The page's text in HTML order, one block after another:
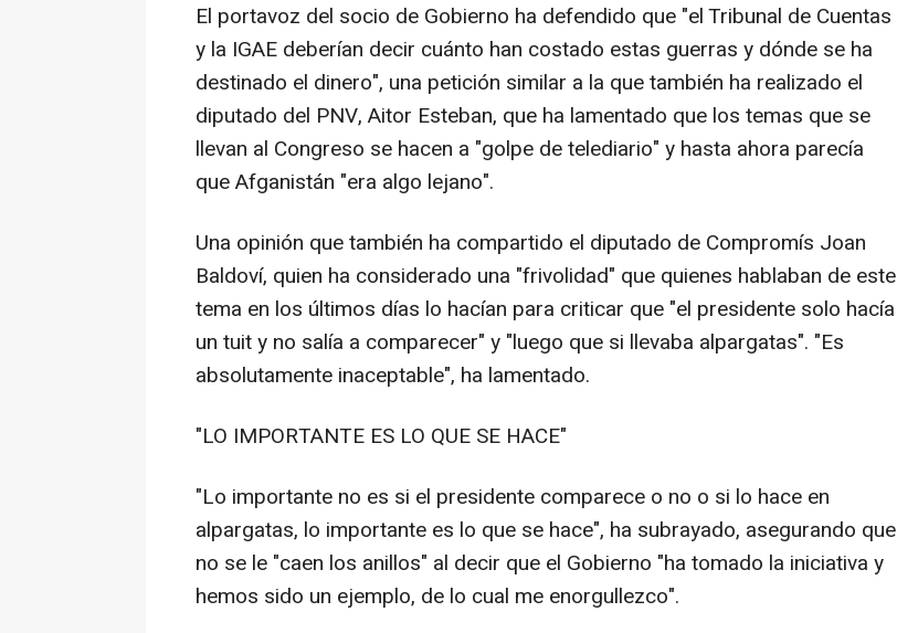
El portavoz del socio de Gobierno ha defendido que "el Tribunal de Cuentas
y la IGAE deberían decir cuánto han costado estas guerras y dónde se ha
destinado el dinero", una petición similar a la que también ha realizado el
diputado del PNV, Aitor Esteban, que ha lamentado que los temas que se
llevan al Congreso se hacen a "golpe de telediario" y hasta ahora parecía
que Afganistán "era algo lejano".
Una opinión que también ha compartido el diputado de Compromís Joan
Baldoví, quien ha considerado una "frivolidad" que quienes hablaban de este
tema en los últimos días lo hacían para criticar que "el presidente solo hacía
un tuit y no salía a comparecer" y "luego que si llevaba alpargatas". "Es
absolutamente inaceptable", ha lamentado.
"LO IMPORTANTE ES LO QUE SE HACE"
"Lo importante no es si el presidente comparece o no o si lo hace en
alpargatas, lo importante es lo que se hace", ha subrayado, asegurando que
no se le "caen los anillos" al decir que el Gobierno "ha tomado la iniciativa y
hemos sido un ejemplo, de lo cual me enorgullezco".